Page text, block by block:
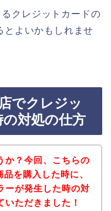
クレジットカードの
とよいかもしれませ
でクレジッ
対処の仕方
か？今回、こちらの
を購入した時に、
ーが発生した時の対
ただきました！